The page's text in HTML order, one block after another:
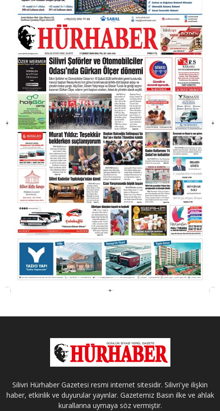
Silivri Hürhaber Gazetesi resmi internet sitesidir. Silivri'ye ilişkin
haber, etkinlik ve duyurular yayınlar. Gazetemiz Basın ilke ve ahlak
kurallarına uymaya söz vermiştir.